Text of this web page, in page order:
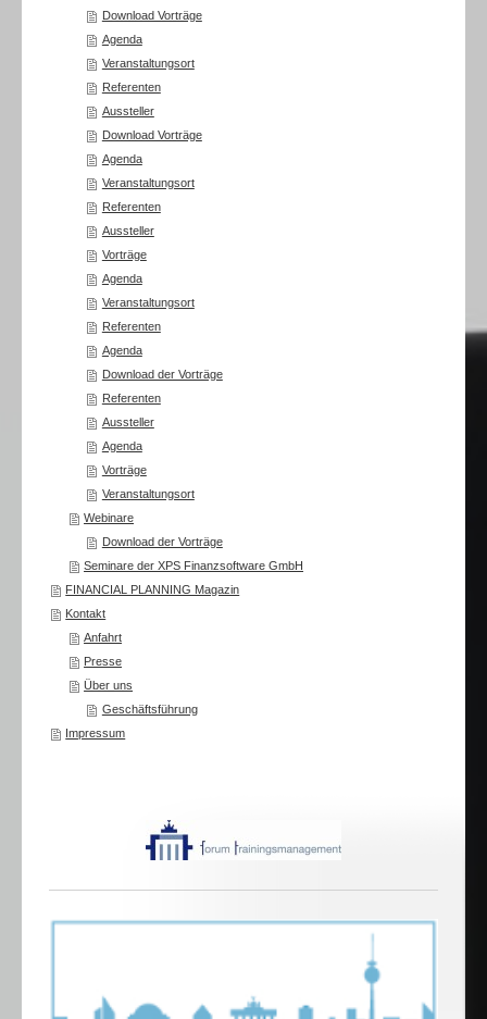
Download Vorträge
Agenda
Veranstaltungsort
Referenten
Aussteller
Download Vorträge
Agenda
Veranstaltungsort
Referenten
Aussteller
Vorträge
Agenda
Veranstaltungsort
Referenten
Agenda
Download der Vorträge
Referenten
Aussteller
Agenda
Vorträge
Veranstaltungsort
Webinare
Download der Vorträge
Seminare der XPS Finanzsoftware GmbH
FINANCIAL PLANNING Magazin
Kontakt
Anfahrt
Presse
Über uns
Geschäftsführung
Impressum